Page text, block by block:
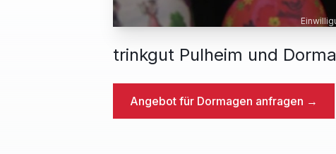
trinkgut Pulheim und
Angebot für Dormagen anfragen →